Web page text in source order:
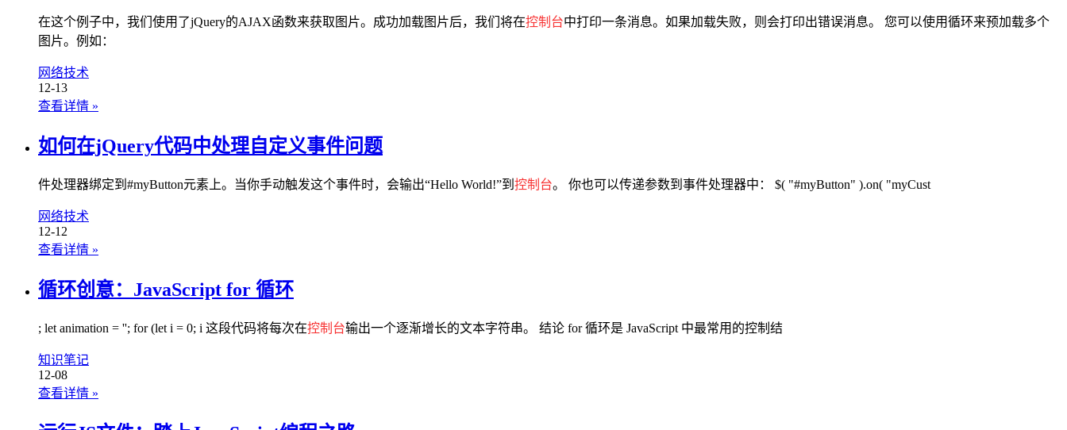
在这个例子中，我们使用了jQuery的AJAX函数来获取图片。成功加载图片后，我们将在控制台中打印一条消息。如果加载失败，则会打印出错误消息。 您可以使用循环来预加载多个
图片。例如：
网络技术
12-13
查看详情 »
如何在jQuery代码中处理自定义事件问题
件处理器绑定到#myButton元素上。当你手动触发这个事件时，会输出“Hello World!”到 控制台。 你也可以传递参数到事件处理器中： $( "#myButton" ).on( "myCust
网络技术
12-12
查看详情 »
循环创意：JavaScript for 循环
; let animation = ''; for (let i = 0; i 这段代码将每次在控制台输出一个逐渐增长的文本字符串。 结论 for 循环是 JavaScript 中最常用的控制结
知识笔记
12-08
查看详情 »